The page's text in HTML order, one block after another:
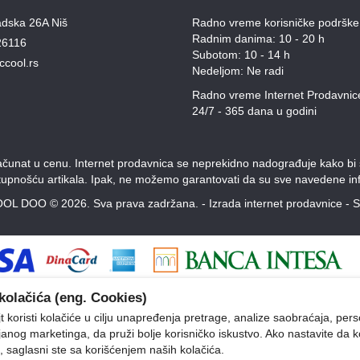
26A Niš
Radno vreme korisničke
Radnim danima: 10 - 20 h
Subotom: 10 - 14 h
Nedeljom: Ne radi
Radno vreme Internet
24/7 - 365 dana u godini
u cenu. Internet prodavnica se neprekidno nadograđuje kako
artikala. Ipak, ne možemo garantovati da su sve navedene
DOO © 2026. Sva prava zadržana. - Izrada internet prodavnice -
(eng. Cookies)
koristi kolačiće u cilju unapređenja pretrage, analize saobraćaja,
marketinga, da pruži bolje korisničko iskustvo. Ako nastavite da
saglasni ste sa korišćenjem naših kolačića.